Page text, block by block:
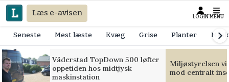
Læs e-avisen LOGIN MENU
Seneste Mest læste Kvæg Grise Planter
Väderstad TopDown 500 løfter
oppetiden hos midtjysk
maskinstation
Miljøstyrelsen
mod centralt